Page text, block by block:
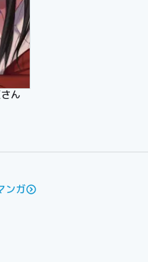
ん
ンガ